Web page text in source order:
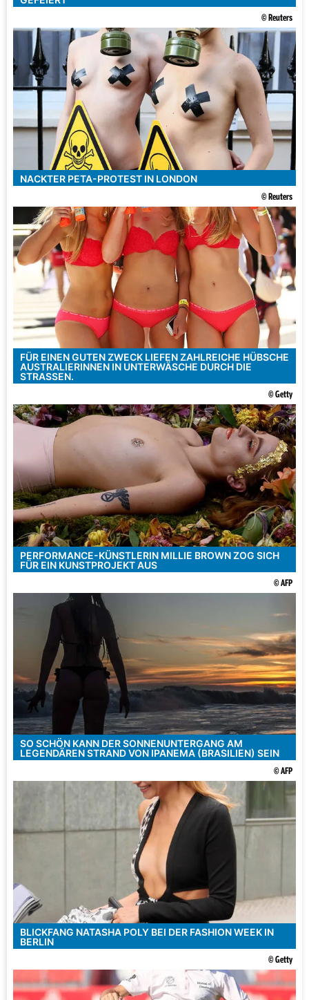
© Reuters
NACKTER PETA-PROTEST IN LONDON
© Reuters
FÜR EINEN GUTEN ZWECK LIEFEN ZAHLREICHE HÜBSCHE
AUSTRALIERINNEN IN UNTERWÄSCHE DURCH DIE
STRASSEN.
© Getty
PERFORMANCE-KÜNSTLERIN MILLIE BROWN ZOG SICH
FÜR EIN KUNSTPROJEKT AUS
© AFP
SO SCHÖN KANN DER SONNENUNTERGANG AM
LEGENDÄREN STRAND VON IPANEMA (BRASILIEN) SEIN
© AFP
BLICKFANG NATASHA POLY BEI DER FASHION WEEK IN
BERLIN
© Getty